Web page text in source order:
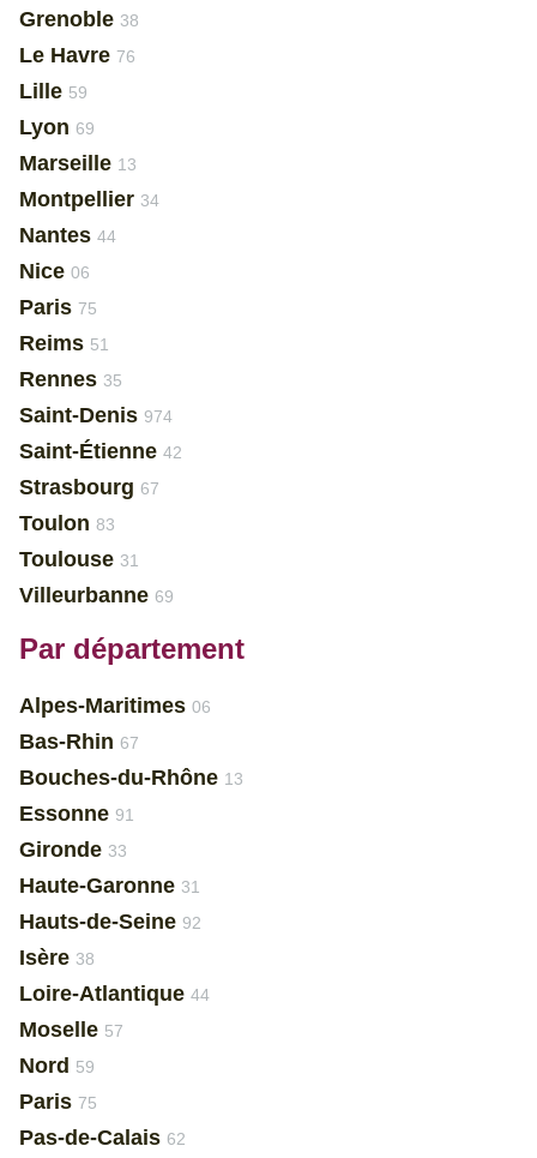
Grenoble 38
Le Havre 76
Lille 59
Lyon 69
Marseille 13
Montpellier 34
Nantes 44
Nice 06
Paris 75
Reims 51
Rennes 35
Saint-Denis 974
Saint-Étienne 42
Strasbourg 67
Toulon 83
Toulouse 31
Villeurbanne 69
Par département
Alpes-Maritimes 06
Bas-Rhin 67
Bouches-du-Rhône 13
Essonne 91
Gironde 33
Haute-Garonne 31
Hauts-de-Seine 92
Isère 38
Loire-Atlantique 44
Moselle 57
Nord 59
Paris 75
Pas-de-Calais 62